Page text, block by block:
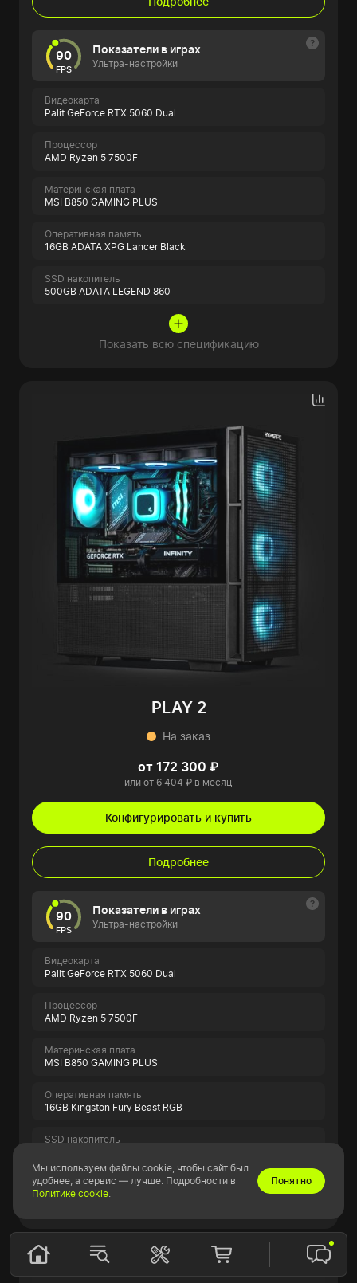
90
FPS
Показатели в играх
Ультра-настройки
Видеокарта
Palit GeForce RTX 5060 Dual
Процессор
AMD Ryzen 5 7500F
Материнская плата
MSI B850 GAMING PLUS
Оперативная память
16GB ADATA XPG Lancer Black
SSD накопитель
500GB ADATA LEGEND 860
Показать всю спецификацию
PLAY 2
На заказ
от 172 300 ₽
или от 6 404 ₽ в месяц
Конфигурировать и купить
Подробнее
90
FPS
Показатели в играх
Ультра-настройки
Видеокарта
Palit GeForce RTX 5060 Dual
Процессор
AMD Ryzen 5 7500F
Материнская плата
MSI B850 GAMING PLUS
Оперативная память
16GB Kingston Fury Beast RGB
SSD накопитель
Мы используем файлы cookie, чтобы сайт был
удобнее, а сервис — лучше. Подробности в
Политике cookie.
Понятно